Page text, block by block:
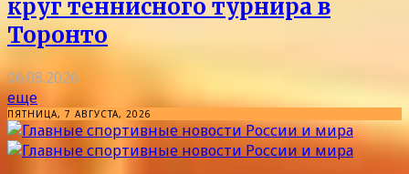
круг теннисного турнира в
Торонто
06.08.2026
еще
ПЯТНИЦА, 7 АВГУСТА, 2026